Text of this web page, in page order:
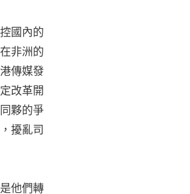
國內的
非洲的
傳媒發
改革開
夥的爭
擾亂司
他們轉